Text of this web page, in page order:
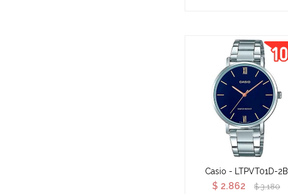
Casio - LTPVT01D-2B
$ 2.862 $ 3.180